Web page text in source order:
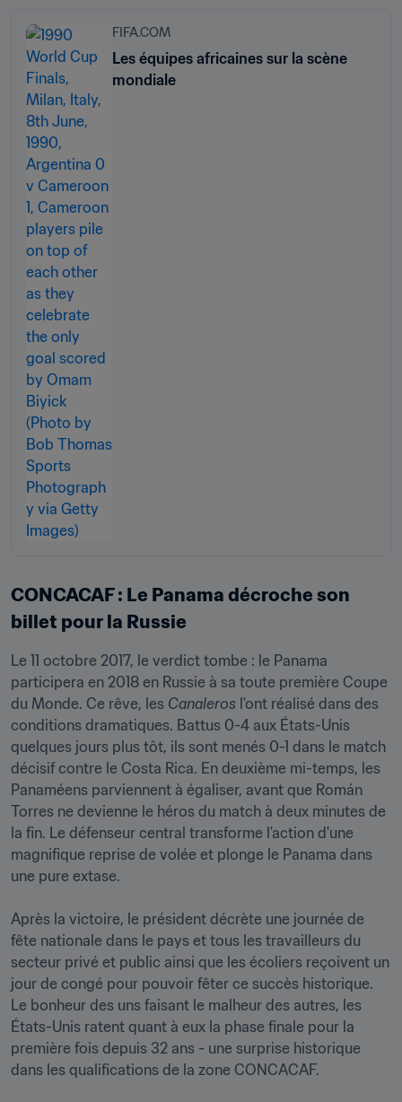
FIFA.COM
Les équipes africaines sur la scène
mondiale
CONCACAF : Le Panama décroche son
billet pour la Russie
Le 11 octobre 2017, le verdict tombe : le Panama
participera en 2018 en Russie à sa toute première Coupe
du Monde. Ce rêve, les Canaleros l'ont réalisé dans des
conditions dramatiques. Battus 0-4 aux États-Unis
quelques jours plus tôt, ils sont menés 0-1 dans le match
décisif contre le Costa Rica. En deuxième mi-temps, les
Panaméens parviennent à égaliser, avant que Román
Torres ne devienne le héros du match à deux minutes de
la fin. Le défenseur central transforme l'action d'une
magnifique reprise de volée et plonge le Panama dans
une pure extase.
Après la victoire, le président décrète une journée de
fête nationale dans le pays et tous les travailleurs du
secteur privé et public ainsi que les écoliers reçoivent un
jour de congé pour pouvoir fêter ce succès historique.
Le bonheur des uns faisant le malheur des autres, les
États-Unis ratent quant à eux la phase finale pour la
première fois depuis 32 ans - une surprise historique
dans les qualifications de la zone CONCACAF.